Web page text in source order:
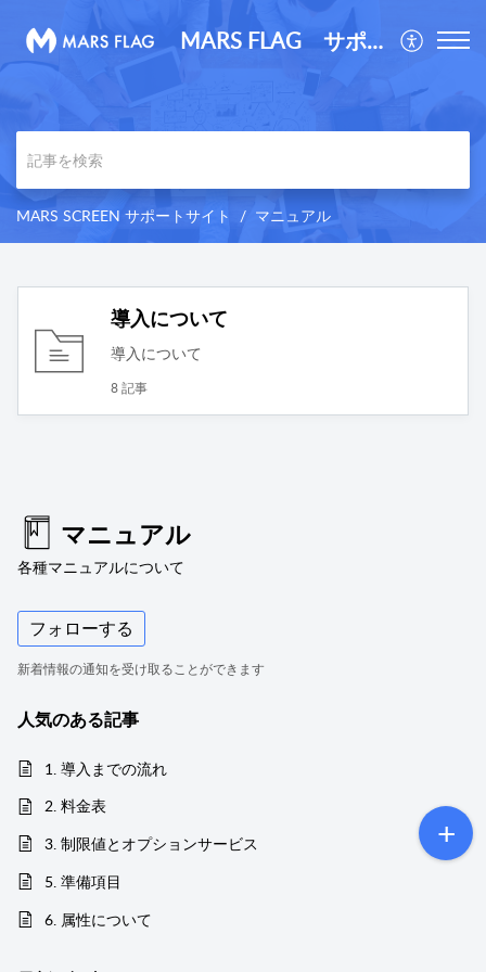
MARS FLAG サポートサイト
MARS SCREEN サポートサイト マニュアル
導入について
導入について
8 記事
マニュアル
各種マニュアルについて
フォローする
新着情報の通知を受け取ることができます
人気のある記事
1. 導入までの流れ
2. 料金表
3. 制限値とオプションサービス
5. 準備項目
6. 属性について